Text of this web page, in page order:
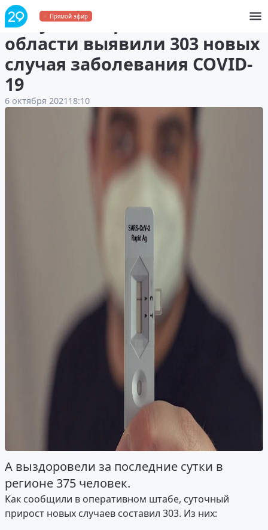
Прямой эфир
За сутки в Архангельской
области выявили 303 новых
случая заболевания COVID-
19
6 октября 2021 18:10
А выздоровели за последние сутки в
регионе 375 человек.
Как сообщили в оперативном штабе, суточный
прирост новых случаев составил 303. Из них: